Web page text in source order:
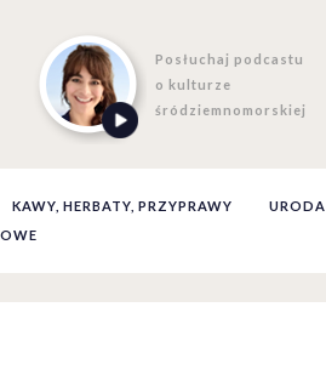
Posłuchaj podcastu
o kulturze
śródziemnomorskiej
KAWY, HERBATY, PRZYPRAWY URODA